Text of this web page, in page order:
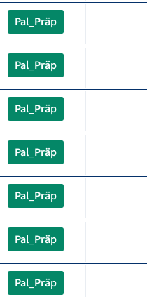
Pal_Präp
Pal_Präp
Pal_Präp
Pal_Präp
Pal_Präp
Pal_Präp
Pal_Präp